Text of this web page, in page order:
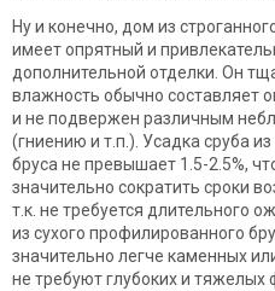
Ну и конечно, дом из
имеет опрятный и
дополнительной отделки. Он
влажность обычно составляет
и не подвержен различным
(гниению и т.п.). Усадка сруба
бруса не превышает 1.5-2.5%,
значительно сократить сроки
т.к. не требуется длительного
из сухого профилированного
значительно легче каменных
не требуют глубоких и